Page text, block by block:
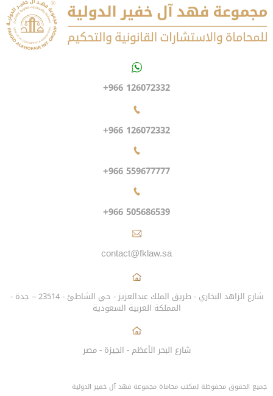
+966 126072332
+966 126072332
+966 559677777
+966 505686539
contact@fklaw.sa
شارع الزاهد البخاري - طريق الملك عبدالعزيز - حي الشاطئ - 23514 – جدة -
المملكة العربية السعودية
شارع البحر الأعظم - الجيزة - مصر
جميع الحقوق محفوظة لمكتب محاماة مجموعة فهد آل خفير الدولية